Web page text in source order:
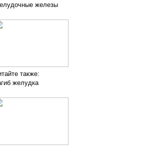
железы
также:
желудка